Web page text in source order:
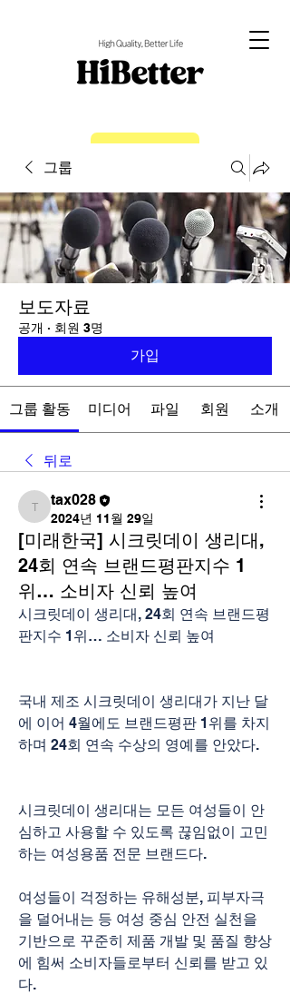
그룹
보도자료
공개 · 회원 3명
가입
그룹 활동 미디어 파일 회원 소개
뒤로
tax028
tax028
2024년 11월 29일
[미래한국] 시크릿데이 생리대,
24회 연속 브랜드평판지수 1
위… 소비자 신뢰 높여
시크릿데이 생리대, 24회 연속 브랜드평
판지수 1위… 소비자 신뢰 높여
국내 제조 시크릿데이 생리대가 지난 달
에 이어 4월에도 브랜드평판 1위를 차지
하며 24회 연속 수상의 영예를 안았다.
시크릿데이 생리대는 모든 여성들이 안
심하고 사용할 수 있도록 끊임없이 고민
하는 여성용품 전문 브랜드다.
여성들이 걱정하는 유해성분, 피부자극
을 덜어내는 등 여성 중심 안전 실천을
기반으로 꾸준히 제품 개발 및 품질 향상
에 힘써 소비자들로부터 신뢰를 받고 있
다.